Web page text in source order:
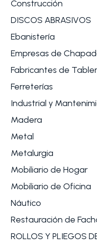
Construcción
DISCOS ABRASIVOS
Ebanistería
Empresas de
Fabricantes de
Ferreterías
Industrial y
Madera
Metal
Metalurgia
Mobiliario de Hogar
Mobiliario de Oficina
Náutico
Restauración de
ROLLOS Y PLIEGOS